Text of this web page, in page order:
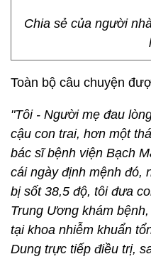
Chia sẻ của người
Toàn bộ câu chuyện
"Tôi - Người mẹ đau
cậu con trai, hơn một
bác sĩ bệnh viện Bạch
cái ngày định mệnh đó,
bị sốt 38,5 độ, tôi đưa
Trung Ương khám
tại khoa nhiễm khuẩn
Dung trực tiếp điều trị,